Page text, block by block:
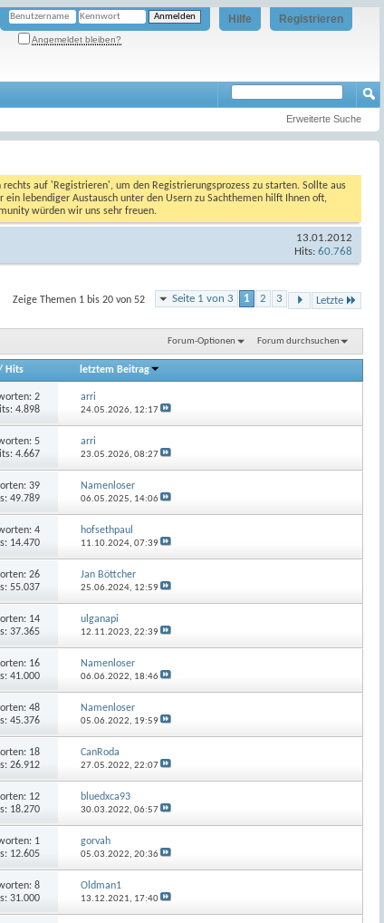
Registrieren
Hilfe
Angemeldet bleiben?
Erweiterte Suche
auf 'Registrieren', um den Registrierungsprozess zu starten. Sollte aus
lebendiger Austausch unter den Usern zu Sachthemen hilft Ihnen oft,
würden wir uns sehr freuen.
13.01.2012
Hits: 60.768
Seite 1 von 3 1 2 3 Letzte
Zeige Themen 1 bis 20 von 52
Forum-Optionen Forum durchsuchen
Hits letztem Beitrag
2
4.898
arri
24.05.2026, 12:17
5
4.667
arri
23.05.2026,08:27
39
49.789
Namenloser
06.05.2025, 14:06
4
14.470
hofsethpaul
11.10.2024,07:39
26
55.037
Jan Böttcher
25.06.2024, 12:59
14
37.365
ulganapi
12.11.2023,22:39
16
41.000
Namenloser
06.06.2022, 18:46
48
45.376
Namenloser
05.06.2022, 19:59
18
26.912
CanRoda
27.05.2022,22:07
12
18.270
bluedxca93
30.03.2022,06:57
1
12.605
gorvah
05.03.2022,20:36
8
31.000
Oldman1
13.12.2021, 17:40